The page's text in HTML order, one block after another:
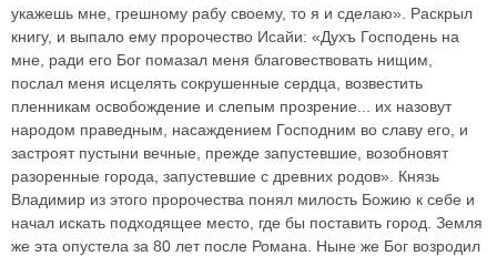
укажешь мне, грешному рабу своему, то я и сделаю». Раскрыл
книгу, и выпало ему пророчество Исайи: «Духъ Господень на
мне, ради его Бог помазал меня благовествовать нищим,
послал меня исцелять сокрушенные сердца, возвестить
пленникам освобождение и слепым прозрение... их назовут
народом праведным, насаждением Господним во славу его, и
застроят пустыни вечные, прежде запустевшие, возобновят
разоренные города, запустевшие с древних родов». Князь
Владимир из этого пророчества понял милость Божию к себе и
начал искать подходящее место, где бы поставить город. Земля
же эта опустела за 80 лет после Романа. Ныне же Бог возродил